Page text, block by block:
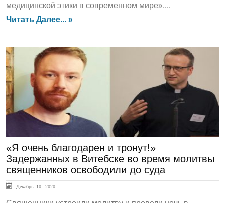
медицинской этики в современном мире»,...
Читать Далее... »
ЛЕНТА НОВОСТЕЙ
«Я очень благодарен и тронут!»
Задержанных в Витебске во время молитвы
священников освободили до суда
Декабрь 10, 2020